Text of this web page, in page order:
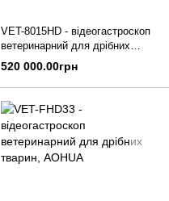
VET-8015HD - відеогастроскоп
ветеринарний для дрібних
тварин, AOHUA
520 000.00грн